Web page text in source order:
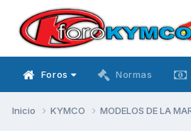
Foros Normas
Inicio KYMCO MODELOS DE LA